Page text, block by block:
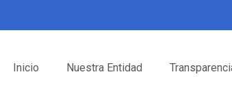
Inicio Nuestra Entidad